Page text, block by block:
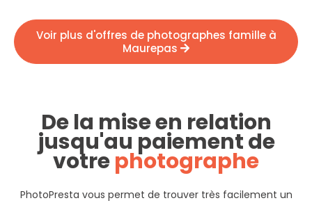
Voir plus d'offres de photographes famille à
Maurepas
De la mise en relation
jusqu'au paiement de
votrephotographe
PhotoPresta vous permet de trouver très facilement un